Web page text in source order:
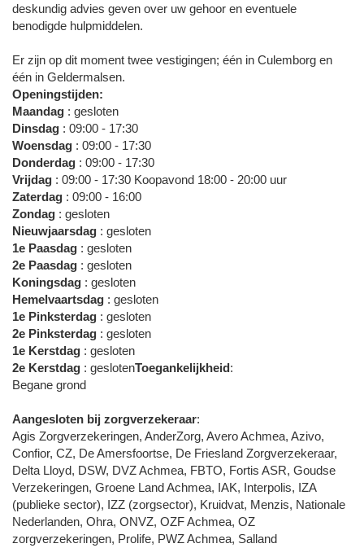
deskundig advies geven over uw gehoor en eventuele
benodigde hulpmiddelen.
Er zijn op dit moment twee vestigingen; één in Culemborg en
één in Geldermalsen.
Openingstijden:
Maandag : gesloten
Dinsdag : 09:00 - 17:30
Woensdag : 09:00 - 17:30
Donderdag : 09:00 - 17:30
Vrijdag : 09:00 - 17:30 Koopavond 18:00 - 20:00 uur
Zaterdag : 09:00 - 16:00
Zondag : gesloten
Nieuwjaarsdag : gesloten
1e Paasdag : gesloten
2e Paasdag : gesloten
Koningsdag : gesloten
Hemelvaartsdag : gesloten
1e Pinksterdag : gesloten
2e Pinksterdag : gesloten
1e Kerstdag : gesloten
2e Kerstdag : geslotenToegankelijkheid:
Begane grond
Aangesloten bij zorgverzekeraar:
Agis Zorgverzekeringen, AnderZorg, Avero Achmea, Azivo,
Confior, CZ, De Amersfoortse, De Friesland Zorgverzekeraar,
Delta Lloyd, DSW, DVZ Achmea, FBTO, Fortis ASR, Goudse
Verzekeringen, Groene Land Achmea, IAK, Interpolis, IZA
(publieke sector), IZZ (zorgsector), Kruidvat, Menzis, Nationale
Nederlanden, Ohra, ONVZ, OZF Achmea, OZ
zorgverzekeringen, Prolife, PWZ Achmea, Salland